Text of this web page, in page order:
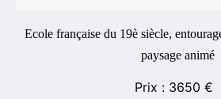
Ecole française du 19è siècle,
paysage animé
3650 €